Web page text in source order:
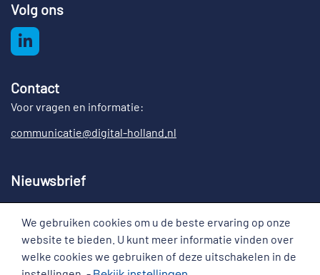
Cookies
We gebruiken cookies om u de beste ervaring op onze
website te bieden. U kunt meer informatie vinden over
welke cookies we gebruiken of deze uitschakelen in de
Volg ons
Contact
Voor vragen en informatie:
communicatie@digital-holland.nl
Nieuwsbrief
Meld u aan voor de nieuwsbrief Digital Holland